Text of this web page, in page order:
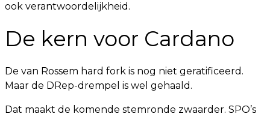
ook verantwoordelijkheid.
De kern voor Cardano
De van Rossem hard fork is nog niet geratificeerd.
Maar de DRep-drempel is wel gehaald.
Dat maakt de komende stemronde zwaarder. SPO’s